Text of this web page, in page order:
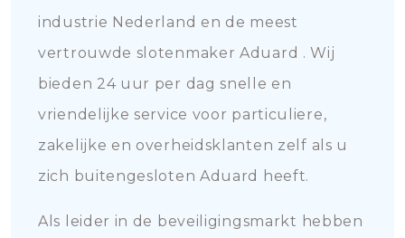
industrie Nederland en de meest
vertrouwde slotenmaker Aduard . Wij
bieden 24 uur per dag snelle en
vriendelijke service voor particuliere,
zakelijke en overheidsklanten zelf als u
zich buitengesloten Aduard heeft.
Als leider in de beveiligingsmarkt hebben